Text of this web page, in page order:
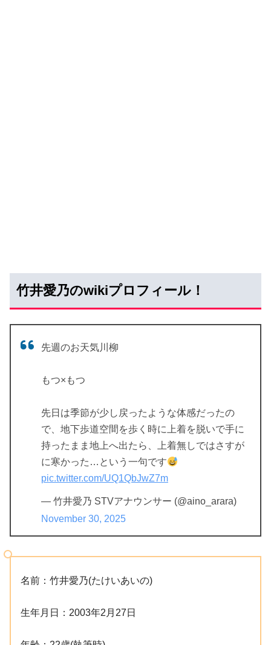
竹井愛乃のwikiプロフィール！
先週のお天気川柳
もつ×もつ
先日は季節が少し戻ったような体感だったの
で、地下歩道空間を歩く時に上着を脱いで手に
持ったまま地上へ出たら、上着無しではさすが
に寒かった…という一句です
pic.twitter.com/UQ1QbJwZ7m
— 竹井愛乃 STVアナウンサー (@aino_arara)
November 30, 2025
名前：竹井愛乃(たけいあいの)
生年月日：2003年2月27日